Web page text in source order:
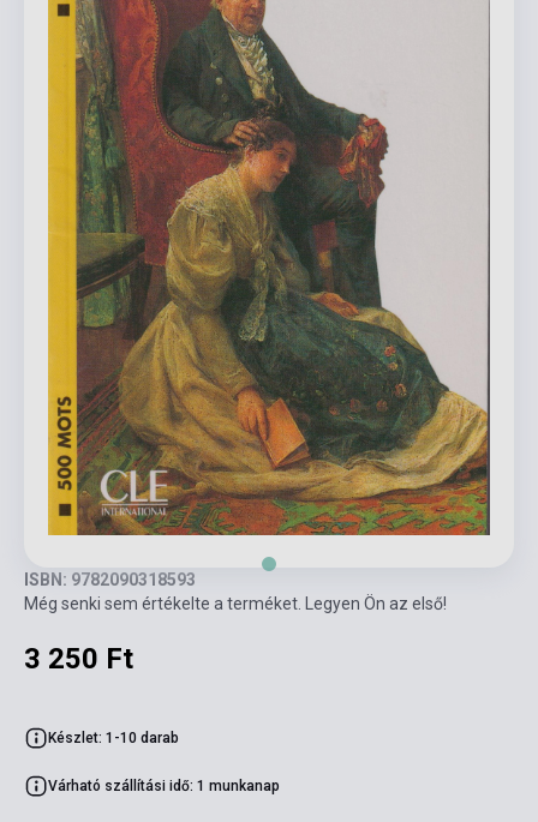
ISBN: 9782090318593
Még senki sem értékelte a terméket. Legyen Ön az első!
3 250 Ft
Készlet: 1-10 darab
Várható szállítási idő: 1 munkanap